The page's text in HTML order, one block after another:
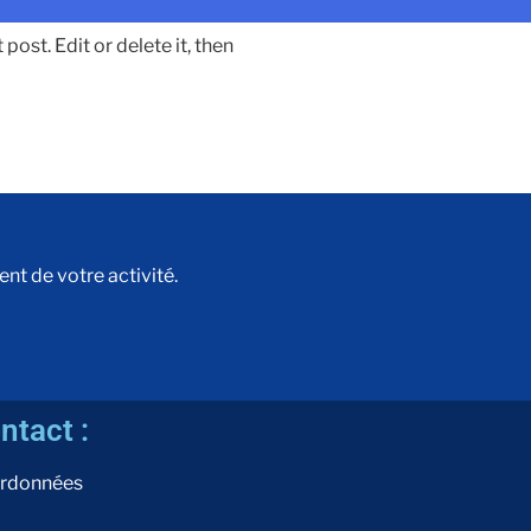
Edit or delete it, then
de votre activité.
: